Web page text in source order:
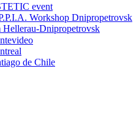
event
Workshop Dnipropetrovsk
Hellerau-Dnipropetrovsk
de Chile